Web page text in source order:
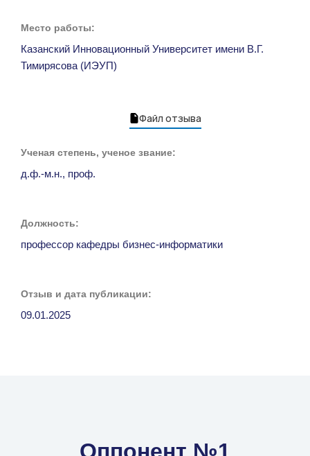
Место работы:
Казанский Инновационный Университет имени В.Г.
Тимирясова (ИЭУП)
Файл отзыва
Ученая степень, ученое звание:
д.ф.-м.н., проф.
Должность:
профессор кафедры бизнес-информатики
Отзыв и дата публикации:
09.01.2025
Оппонент №1